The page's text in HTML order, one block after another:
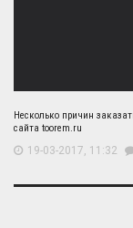
Несколько причин
сайта toorem.ru
19-03-2017, 11:32